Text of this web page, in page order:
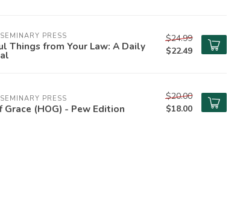
PRESS
Things from Your Law: A Daily
$24.99
$22.49
PRESS
Grace (HOG) - Pew Edition
$20.00
$18.00